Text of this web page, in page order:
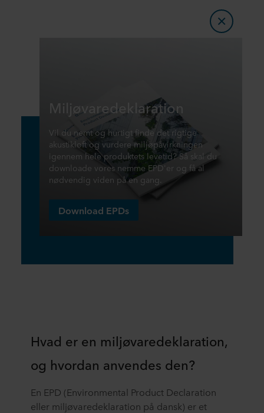
Miljøvaredeklaration
Vil du nemt og hurtigt finde det rigtige
akustikloft og vurdere miljøpåvirkningen
igennem hele produktets levetid? Så skal du
downloade vores nemme EPD'er og få al
nødvendig viden på en gang.
Download EPDs
Hvad er en miljøvaredeklaration,
og hvordan anvendes den?
En EPD (Environmental Product Declaration
eller miljøvaredeklaration på dansk) er et